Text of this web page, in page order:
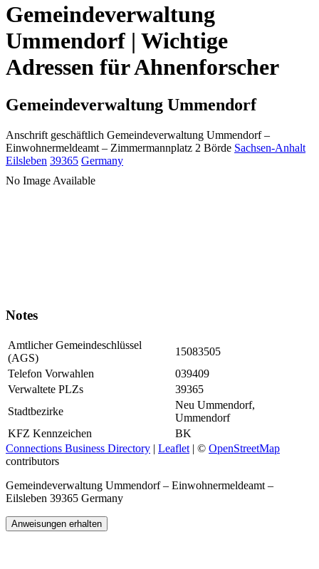
Gemeindeverwaltung
Ummendorf | Wichtige
Adressen für Ahnenforscher
Gemeindeverwaltung Ummendorf
Anschrift geschäftlich Gemeindeverwaltung Ummendorf –
Einwohnermeldeamt – Zimmermannplatz 2 Börde Sachsen-Anhalt
Eilsleben 39365 Germany
No Image Available
Notes
Amtlicher Gemeindeschlüssel
(AGS)
15083505
Telefon Vorwahlen
039409
Verwaltete PLZs
39365
Stadtbezirke
Neu Ummendorf,
Ummendorf
KFZ Kennzeichen
BK
Connections Business Directory | Leaflet | © OpenStreetMap
contributors
Gemeindeverwaltung Ummendorf – Einwohnermeldeamt –
Eilsleben 39365 Germany
Anweisungen erhalten